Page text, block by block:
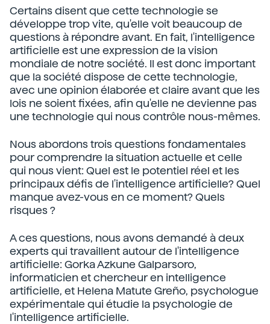
Certains disent que cette technologie se
développe trop vite, qu'elle voit beaucoup de
questions à répondre avant. En fait, l'intelligence
artificielle est une expression de la vision
mondiale de notre société. Il est donc important
que la société dispose de cette technologie,
avec une opinion élaborée et claire avant que les
lois ne soient fixées, afin qu'elle ne devienne pas
une technologie qui nous contrôle nous-mêmes.
Nous abordons trois questions fondamentales
pour comprendre la situation actuelle et celle
qui nous vient: Quel est le potentiel réel et les
principaux défis de l'intelligence artificielle? Quel
manque avez-vous en ce moment? Quels
risques ?
A ces questions, nous avons demandé à deux
experts qui travaillent autour de l'intelligence
artificielle: Gorka Azkune Galparsoro,
informaticien et chercheur en intelligence
artificielle, et Helena Matute Greño, psychologue
expérimentale qui étudie la psychologie de
l'intelligence artificielle.